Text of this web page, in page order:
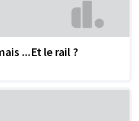
...Et le rail ?